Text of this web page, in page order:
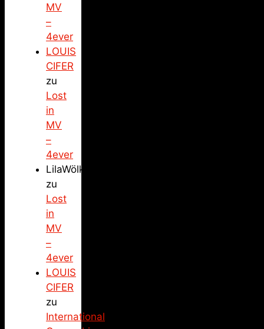
MV
–
4ever
LOUIS
CIFER
zu
Lost
in
MV
–
4ever
LilaWölkchen
zu
Lost
in
MV
–
4ever
LOUIS
CIFER
zu
International